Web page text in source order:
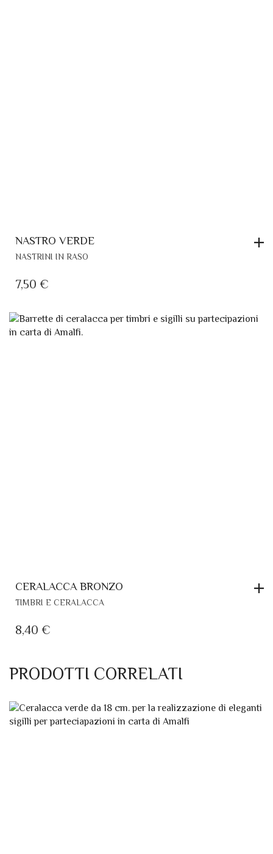
NASTRO VERDE
NASTRINI IN RASO
7,50 €
CERALACCA BRONZO
TIMBRI E CERALACCA
8,40 €
PRODOTTI CORRELATI